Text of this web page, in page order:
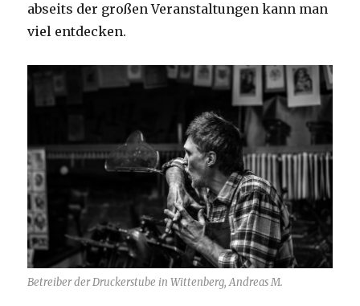
abseits der großen Veranstaltungen kann man
viel entdecken.
Betreiber der Druckerstube in Wittenberg, Andreas M.